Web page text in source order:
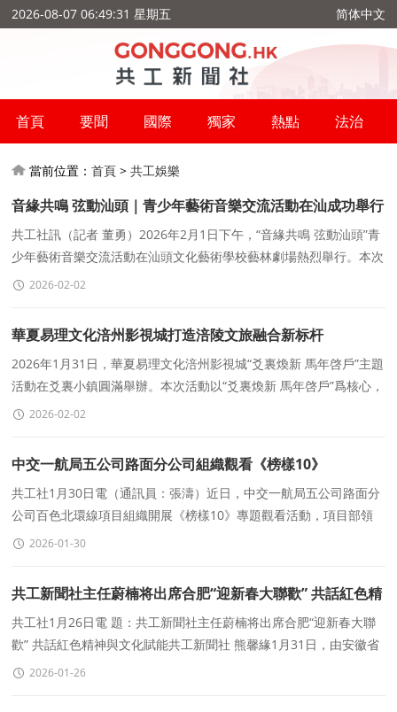
2026-08-07 06:49:31 星期五 简体中文
首頁 要聞 國際 獨家 熱點 法治
當前位置：首頁 >共工娛樂
音緣共鳴 弦動汕頭｜青少年藝術音樂交流活動在汕成功舉行
共工社訊（記者 董勇）2026年2月1日下午，“音緣共鳴 弦動汕頭”青
少年藝術音樂交流活動在汕頭文化藝術學校藝林劇場熱烈舉行。本次
活動由汕頭文化藝術學校、台灣夢想起
2026-02-02
華夏易理文化涪州影視城打造涪陵文旅融合新标杆
2026年1月31日，華夏易理文化涪州影視城“爻裏煥新 馬年啓戶”主題
活動在爻裏小鎮圓滿舉辦。本次活動以“爻裏煥新 馬年啓戶”爲核心，
聚焦“影視+文
2026-02-02
中交一航局五公司路面分公司組織觀看《榜樣10》
共工社1月30日電（通訊員：張濤）近日，中交一航局五公司路面分
公司百色北環線項目組織開展《榜樣10》專題觀看活動，項目部領
導班子、各部門骨幹齊聚一堂，全程專注觀看、認真記錄，現場
2026-01-30
共工新聞社主任蔚楠将出席合肥“迎新春大聯歡” 共話紅色精
神與文化賦能
共工社1月26日電 題：共工新聞社主任蔚楠将出席合肥“迎新春大聯
歡” 共話紅色精神與文化賦能共工新聞社 熊馨緣1月31日，由安徽省
公共關系學會文化藝術專委會聯合&ld
2026-01-26